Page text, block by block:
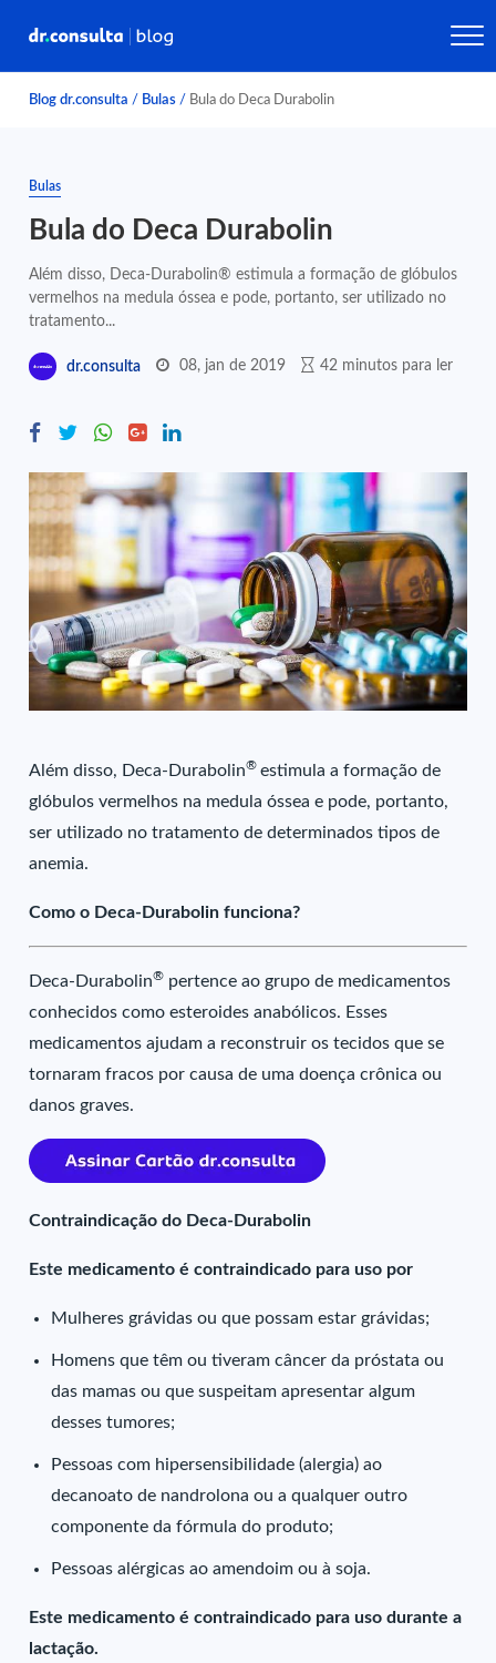
Blog dr.consulta / Bulas / Bula do Deca Durabolin
Bulas
Bula do Deca Durabolin
Além disso, Deca-Durabolin® estimula a formação de glóbulos
vermelhos na medula óssea e pode, portanto, ser utilizado no
tratamento...
dr.consulta 08, jan de 2019 42 minutos para ler
Além disso, Deca-Durabolin® estimula a formação de
glóbulos vermelhos na medula óssea e pode, portanto,
ser utilizado no tratamento de determinados tipos de
anemia.
Como o Deca-Durabolin funciona?
Deca-Durabolin® pertence ao grupo de medicamentos
conhecidos como esteroides anabólicos. Esses
medicamentos ajudam a reconstruir os tecidos que se
tornaram fracos por causa de uma doença crônica ou
danos graves.
Contraindicação do Deca-Durabolin
Este medicamento é contraindicado para uso por
Mulheres grávidas ou que possam estar grávidas;
Homens que têm ou tiveram câncer da próstata ou
das mamas ou que suspeitam apresentar algum
desses tumores;
Pessoas com hipersensibilidade (alergia) ao
decanoato de nandrolona ou a qualquer outro
componente da fórmula do produto;
Pessoas alérgicas ao amendoim ou à soja.
Este medicamento é contraindicado para uso durante a
lactação.